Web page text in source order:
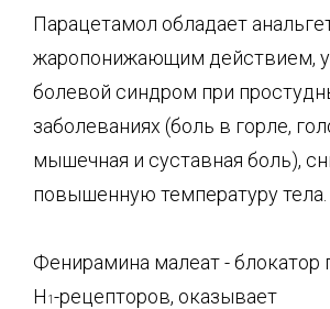
Парацетамол обладает
жаропонижающим действием,
болевой син­дром при
заболеваниях (боль в горле,
мышечная и суставная боль),
повышенную температуру тела.
Фенирамина малеат - блокатор
H 1 -рецепторов, оказывает